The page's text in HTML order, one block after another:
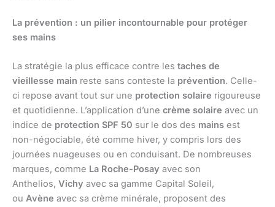
La prévention : un pilier incontournable pour protéger
ses mains
La stratégie la plus efficace contre les taches de
vieillesse main reste sans conteste la prévention. Celle-
ci repose avant tout sur une protection solaire rigoureuse
et quotidienne. L’application d’une crème solaire avec un
indice de protection SPF 50 sur le dos des mains est
non-négociable, été comme hiver, y compris lors des
journées nuageuses ou en conduisant. De nombreuses
marques, comme La Roche-Posay avec son
Anthelios, Vichy avec sa gamme Capital Soleil,
ou Avène avec sa crème minérale, proposent des